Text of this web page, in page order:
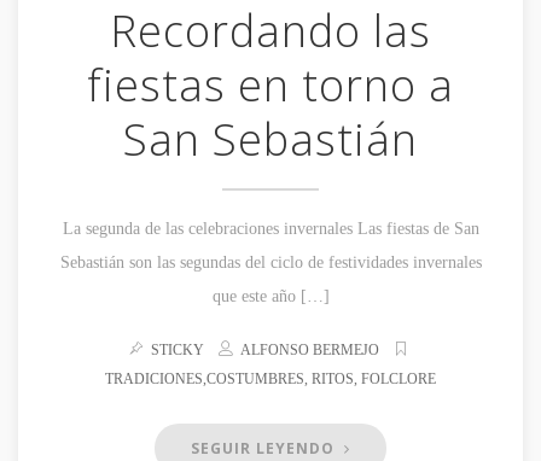
Recordando las
fiestas en torno a
San Sebastián
La segunda de las celebraciones invernales Las fiestas de San
Sebastián son las segundas del ciclo de festividades invernales
que este año […]
STICKY
ALFONSO BERMEJO
TRADICIONES,COSTUMBRES, RITOS, FOLCLORE
SEGUIR LEYENDO